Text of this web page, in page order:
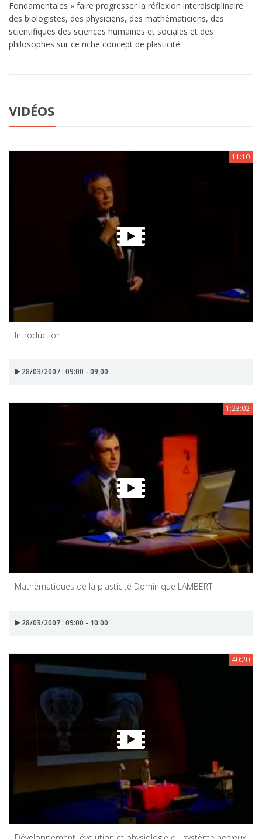
Fondamentales » faire progresser la réflexion interdisciplinaire
des biologistes, des physiciens, des mathématiciens, des
scientifiques des sciences humaines et sociales et des
philosophes sur ce riche concept de plasticité.
VIDÉOS
11:10
Introduction
28/03/2007 : 09:00 - 09:00
1:23:02
Mathématiques de la plasticité Dominique LAMBERT
28/03/2007 : 09:00 - 10:00
40:20